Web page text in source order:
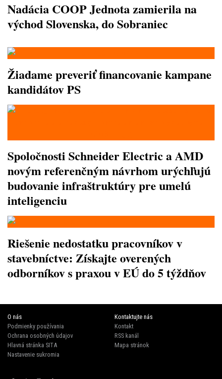
Nadácia COOP Jednota zamierila na
východ Slovenska, do Sobraniec
Žiadame preveriť financovanie kampane
kandidátov PS
Spoločnosti Schneider Electric a AMD
novým referenčným návrhom urýchľujú
budovanie infraštruktúry pre umelú
inteligenciu
Riešenie nedostatku pracovníkov v
stavebníctve: Získajte overených
odborníkov s praxou v EÚ do 5 týždňov
O nás
Podmienky používania
Ochrana osobných údajov
Hlavná stránka SITA
Nastavenie sukromia
Kontaktujte nás
Kontakt
RSS kanál
Mapa stránok